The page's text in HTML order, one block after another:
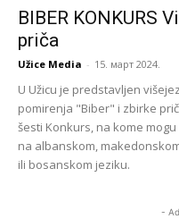
BIBER KONKURS
priča
Užice Media - 15. март 2024.
U Užicu je predstavljen
pomirenja "Biber" i zbirke
šesti Konkurs, na kome
na albanskom,
ili bosanskom jeziku.
-